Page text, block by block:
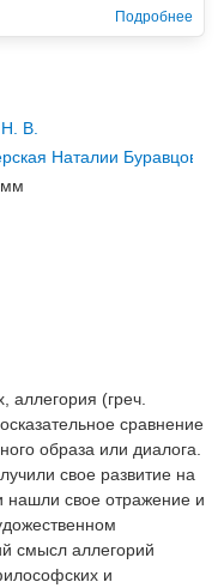
Подробнее
В.
Наталии
мм
аллегория (греч.
сравнение
образа или диалога.
свое развитие на
свое отражение и
смысл аллегорий
и